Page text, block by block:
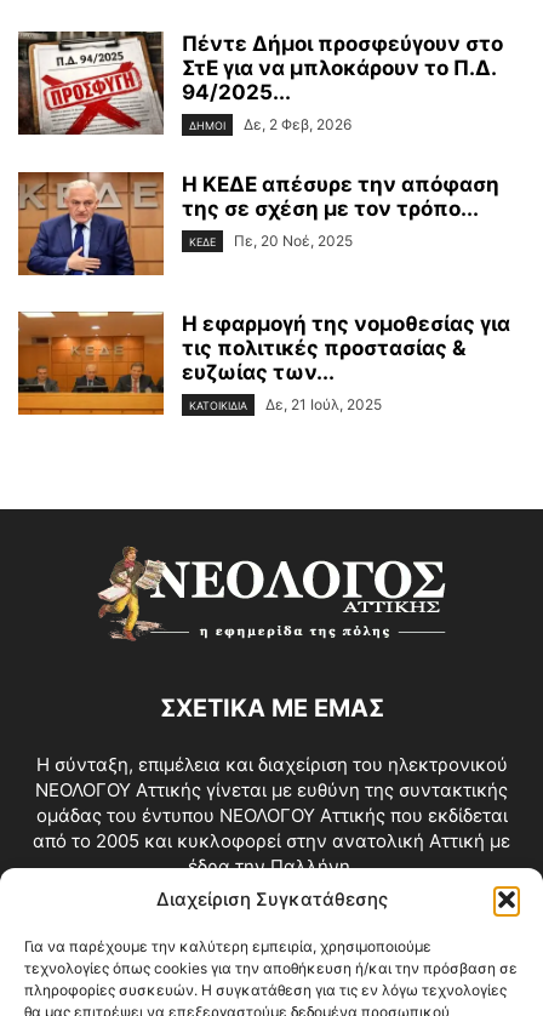
Διαχείριση Συγκατάθεσης
Για να παρέχουμε την καλύτερη εμπειρία, χρησιμοποιούμε
τεχνολογίες όπως cookies για την αποθήκευση ή/και την πρόσβαση σε
πληροφορίες συσκευών. Η συγκατάθεση για τις εν λόγω τεχνολογίες
θα μας επιτρέψει να επεξεργαστούμε δεδομένα προσωπικού
Πέντε Δήμοι προσφεύγουν στο
ΣτΕ για να μπλοκάρουν το Π.Δ.
94/2025...
ΔΗΜΟΙ Δε, 2 Φεβ, 2026
Η ΚΕΔΕ απέσυρε την απόφαση
της σε σχέση με τον τρόπο...
ΚΕΔΕ Πε, 20 Νοέ, 2025
Η εφαρμογή της νομοθεσίας για
τις πολιτικές προστασίας &
ευζωίας των...
ΚΑΤΟΙΚΙΔΙΑ Δε, 21 Ιούλ, 2025
ΣΧΕΤΙΚΑ ΜΕ ΕΜΑΣ
Η σύνταξη, επιμέλεια και διαχείριση του ηλεκτρονικού
ΝΕΟΛΟΓΟΥ Αττικής γίνεται με ευθύνη της συντακτικής
ομάδας του έντυπου ΝΕΟΛΟΓΟΥ Αττικής που εκδίδεται
από το 2005 και κυκλοφορεί στην ανατολική Αττική με
έδρα την Παλλήνη.
Επικοινωνία:info@neologosattikis.gr
ΑΚΟΛΟΥΘΗΣΕ ΜΑΣ